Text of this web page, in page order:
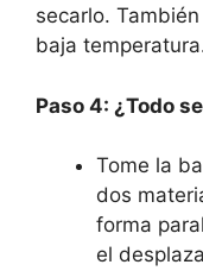
secarlo.
baja
Paso 4: ¿Todo
Tome la
dos
forma
el